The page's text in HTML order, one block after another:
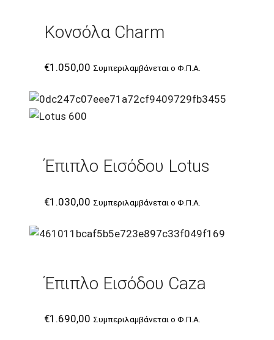
Κονσόλα Charm
€1.050,00 Συμπεριλαμβάνεται ο Φ.Π.Α.
Έπιπλο Εισόδου Lotus
€1.030,00 Συμπεριλαμβάνεται ο Φ.Π.Α.
Έπιπλο Εισόδου Caza
€1.690,00 Συμπεριλαμβάνεται ο Φ.Π.Α.